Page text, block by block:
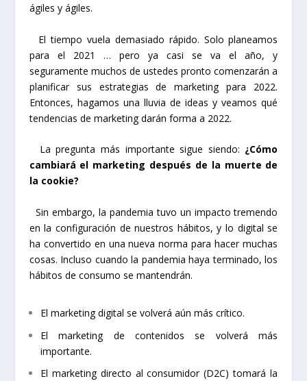
ágiles y ágiles.
El tiempo vuela demasiado rápido. Solo planeamos
para el 2021 … pero ya casi se va el año, y
seguramente muchos de ustedes pronto comenzarán a
planificar sus estrategias de marketing para 2022.
Entonces, hagamos una lluvia de ideas y veamos qué
tendencias de marketing darán forma a 2022.
La pregunta más importante sigue siendo: ¿Cómo
cambiará el marketing después de la muerte de
la cookie?
Sin embargo, la pandemia tuvo un impacto tremendo
en la configuración de nuestros hábitos, y lo digital se
ha convertido en una nueva norma para hacer muchas
cosas. Incluso cuando la pandemia haya terminado, los
hábitos de consumo se mantendrán.
El marketing digital se volverá aún más crítico.
El marketing de contenidos se volverá más
importante.
El marketing directo al consumidor (D2C) tomará la